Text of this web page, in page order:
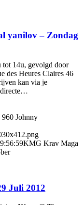
yanilov – Zondag
14u, gevolgd door
des Heures Claires 46
kan via je
directe…
960 Johnny
KMG Krav Maga
Juli 2012